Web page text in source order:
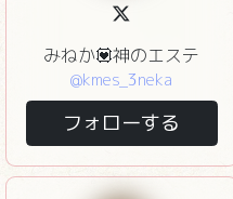
みねか💟神のエステ
@kmes_3neka
フォローする